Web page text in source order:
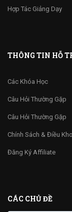
Hợp Tác Giảng Dạy
THÔNG TIN HỖ
Các Khóa Học
Câu Hỏi Thường Gặp
Câu Hỏi Thường Gặp
Chính Sách & Điều
Đăng Ký Affiliate
CÁC CHỦ ĐỀ